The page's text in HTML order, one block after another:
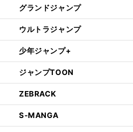
グランドジャンプ
ウルトラジャンプ
少年ジャンプ+
ジャンプTOON
ZEBRACK
S-MANGA